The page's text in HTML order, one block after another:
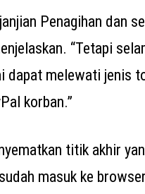
Penagihan dan
“Tetapi
dapat melewati jenis
korban.”
titik akhir
masuk ke